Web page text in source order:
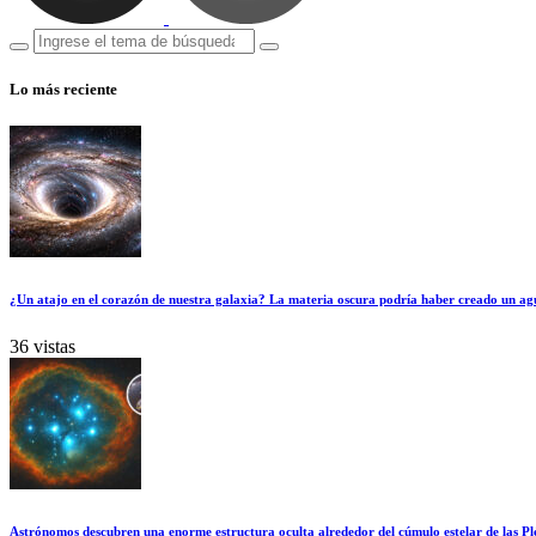
Lo más reciente
¿Un atajo en el corazón de nuestra galaxia? La materia oscura podría haber creado un
36 vistas
Astrónomos descubren una enorme estructura oculta alrededor del cúmulo estelar de las